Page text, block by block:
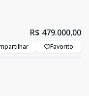
R$ 479.000,00
Favorito